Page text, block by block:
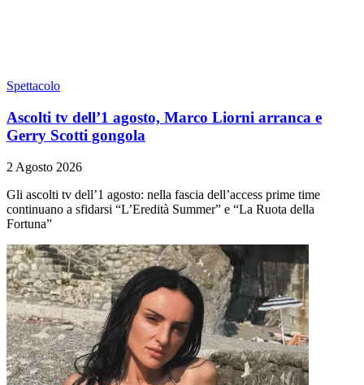
Spettacolo
Ascolti tv dell’1 agosto, Marco Liorni arranca e
Gerry Scotti gongola
2 Agosto 2026
Gli ascolti tv dell’1 agosto: nella fascia dell’access prime time
continuano a sfidarsi “L’Eredità Summer” e “La Ruota della
Fortuna”